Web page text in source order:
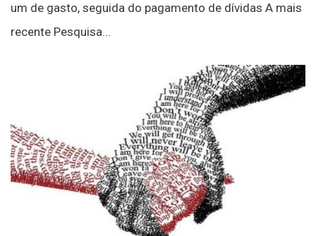
um de gasto, seguida do pagamento de dívidas A mais
recente Pesquisa...